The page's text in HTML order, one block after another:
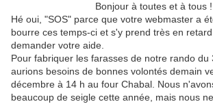
Bonjour à toutes et à tous !
Hé oui, "SOS" parce que votre webmaster a
bourre ces temps-ci et s'y prend très en
demander votre aide.
Pour fabriquer les farasses de notre rando du
aurions besoins de bonnes volontés demain
décembre à 14 h au four Chabal. Nous
beaucoup de seigle cette année, mais nous